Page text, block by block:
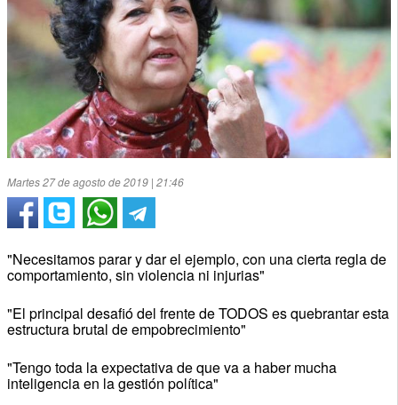
Martes 27 de agosto de 2019 | 21:46
"Necesitamos parar y dar el ejemplo, con una cierta regla de
comportamiento, sin violencia ni injurias"
"El principal desafió del frente de TODOS es quebrantar esta
estructura brutal de empobrecimiento"
"Tengo toda la expectativa de que va a haber mucha
inteligencia en la gestión política"